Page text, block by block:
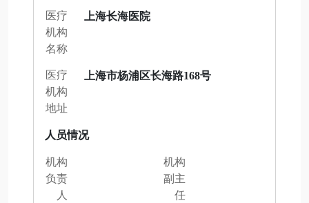
医疗
机构
名称
上海长海医院
医疗
机构
地址
上海市杨浦区长海路168号
人员情况
机构
负责
人
机构
副主
任